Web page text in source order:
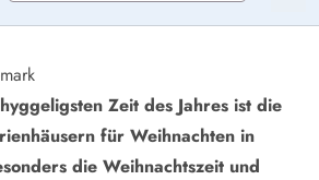
Zeit des Jahres ist die
für Weihnachten in
die Weihnachtszeit und
Loading...